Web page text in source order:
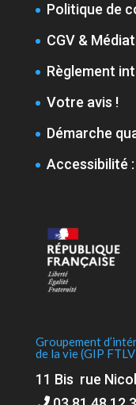
Politique de
CGV &
Règlement
Votre avis !
Démarche
Accessibilité
Groupement
de la vie (GIP
11 Bis rue